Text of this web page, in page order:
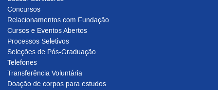
Concursos
Relacionamentos com Fundação
Cursos e Eventos Abertos
Processos Seletivos
Seleções de Pós-Graduação
Telefones
Transferência Voluntária
Doação de corpos para estudos